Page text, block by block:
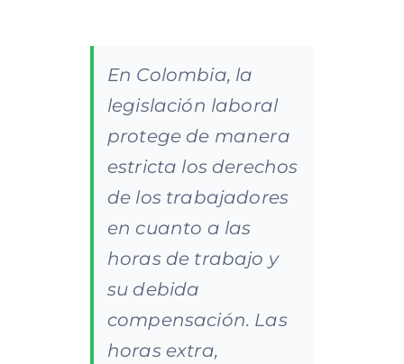
En Colombia, la
legislación laboral
protege de manera
estricta los derechos
de los trabajadores
en cuanto a las
horas de trabajo y
su debida
compensación. Las
horas extra,